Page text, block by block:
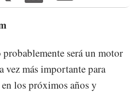
será un motor
vez más importante para
los próximos años y